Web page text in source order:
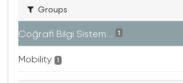
Groups
Coğrafi Bilgi Sistem... 1
Mobility 1